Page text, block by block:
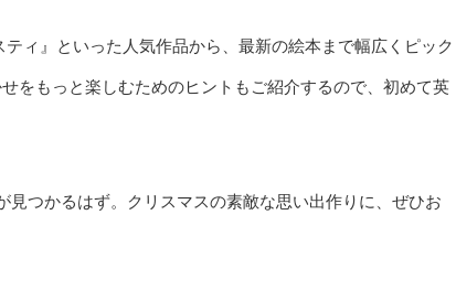
ィ』といった人気作品から、最新の絵本まで幅広くピック
をもっと楽しむためのヒントもご紹介するので、初めて英
つかるはず。クリスマスの素敵な思い出作りに、ぜひお